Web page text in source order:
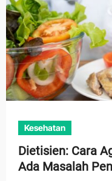
Kesehatan
Dietisien: Cara
Ada Masalah